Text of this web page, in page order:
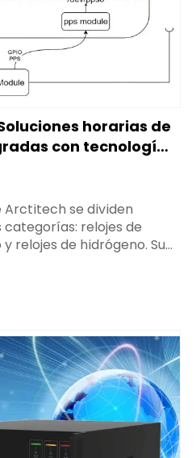
horarias de
con tecnología
Arctitech se dividen
relojes de
relojes de hidrógeno. Su
en la estrecha
de rubidio estables con
del tiempo, medición